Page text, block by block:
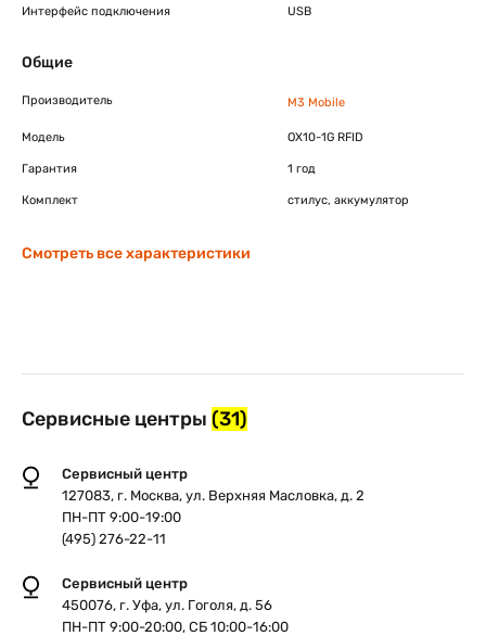
Интерфейс подключения USB
Общие
Производитель M3 Mobile
Модель OX10-1G RFID
Гарантия 1 год
Комплект стилус, аккумулятор
Смотреть все характеристики
Сервисные центры (31)
Сервисный центр
127083, г. Москва, ул. Верхняя Масловка, д. 2
ПН-ПТ 9:00-19:00
(495) 276-22-11
Сервисный центр
450076, г. Уфа, ул. Гоголя, д. 56
ПН-ПТ 9:00-20:00, СБ 10:00-16:00